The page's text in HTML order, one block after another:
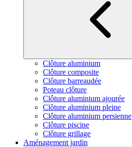
Clôture aluminium
Clôture composite
Clôture barreaudée
Poteau clôture
Clôture aluminium ajourée
Clôture aluminium pleine
Clôture aluminium persienne
Clôture piscine
Clôture grillage
Aménagement jardin